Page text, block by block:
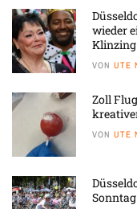
wieder
VON UTE
Zoll
VON UTE